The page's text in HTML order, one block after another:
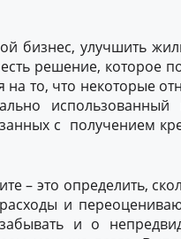
бизнес, улучшить
решение, которое
то, что некоторые
использованный
с получением
– это определить,
и
и о